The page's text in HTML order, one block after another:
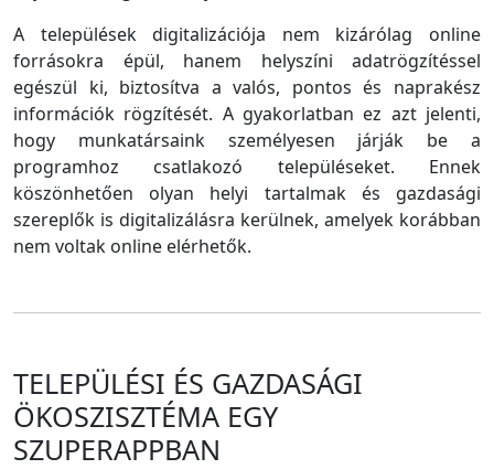
A települések digitalizációja nem kizárólag online
forrásokra épül, hanem helyszíni adatrögzítéssel
egészül ki, biztosítva a valós, pontos és naprakész
információk rögzítését. A gyakorlatban ez azt jelenti,
hogy munkatársaink személyesen járják be a
programhoz csatlakozó településeket. Ennek
köszönhetően olyan helyi tartalmak és gazdasági
szereplők is digitalizálásra kerülnek, amelyek korábban
nem voltak online elérhetők.
TELEPÜLÉSI ÉS GAZDASÁGI
ÖKOSZISZTÉMA EGY
SZUPERAPPBAN